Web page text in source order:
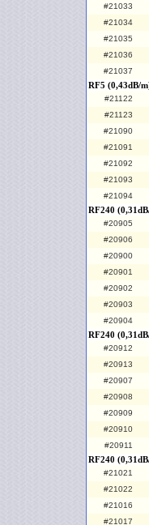
#21033
#21034
#21035
#21036
#21037
RF5 (0,43dB/
#21122
#21123
#21090
#21091
#21092
#21093
#21094
RF240
#20905
#20906
#20900
#20901
#20902
#20903
#20904
RF240
#20912
#20913
#20907
#20908
#20909
#20910
#20911
RF240
#21021
#21022
#21016
#21017